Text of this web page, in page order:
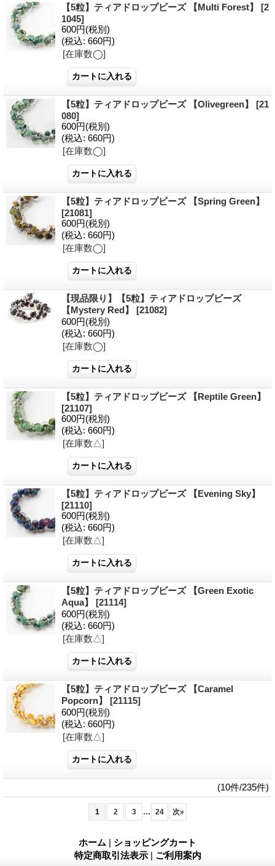
【5粒】ティアドロップビーズ 【Multi Forest】 [2
1045]
600円(税別)
(税込: 660円)
[在庫数◯]
【5粒】ティアドロップビーズ 【Olivegreen】 [21
080]
600円(税別)
(税込: 660円)
[在庫数◯]
【5粒】ティアドロップビーズ 【Spring Green】
[21081]
600円(税別)
(税込: 660円)
[在庫数◯]
【現品限り】【5粒】ティアドロップビーズ
【Mystery Red】 [21082]
600円(税別)
(税込: 660円)
[在庫数◯]
【5粒】ティアドロップビーズ 【Reptile Green】
[21107]
600円(税別)
(税込: 660円)
[在庫数△]
【5粒】ティアドロップビーズ 【Evening Sky】
[21110]
600円(税別)
(税込: 660円)
[在庫数△]
【5粒】ティアドロップビーズ 【Green Exotic
Aqua】 [21114]
600円(税別)
(税込: 660円)
[在庫数△]
【5粒】ティアドロップビーズ 【Caramel
Popcorn】 [21115]
600円(税別)
(税込: 660円)
[在庫数△]
(10件/235件)
1 2 3 ... 24 次»
ホーム | ショッピングカート
特定商取引法表示 | ご利用案内